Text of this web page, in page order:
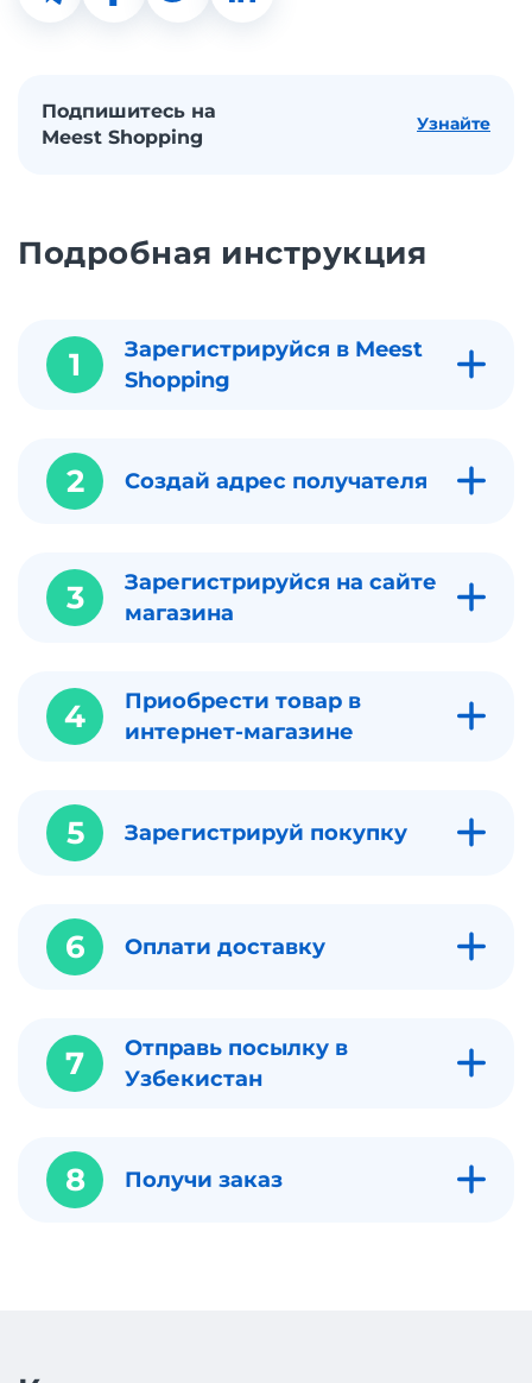
Подпишитесь на
Meest Shopping
Узнайте
Подробная инструкция
1
Зарегистрируйся в Meest
Shopping
2 Создай адрес получателя
3
Зарегистрируйся на сайте
магазина
4
Приобрести товар в
интернет-магазине
5 Зарегистрируй покупку
6 Оплати доставку
7
Отправь посылку в
Узбекистан
8 Получи заказ